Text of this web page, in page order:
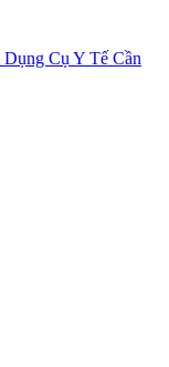
Dụng Cụ Y Tế Cần